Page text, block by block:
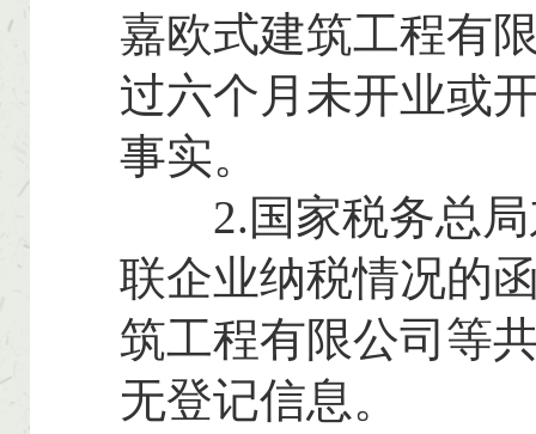
嘉欧式建筑工程有
过六个月未开业或
事实。
2.国家税务总局
联企业纳税情况的
筑工程有限公司等
无登记信息。